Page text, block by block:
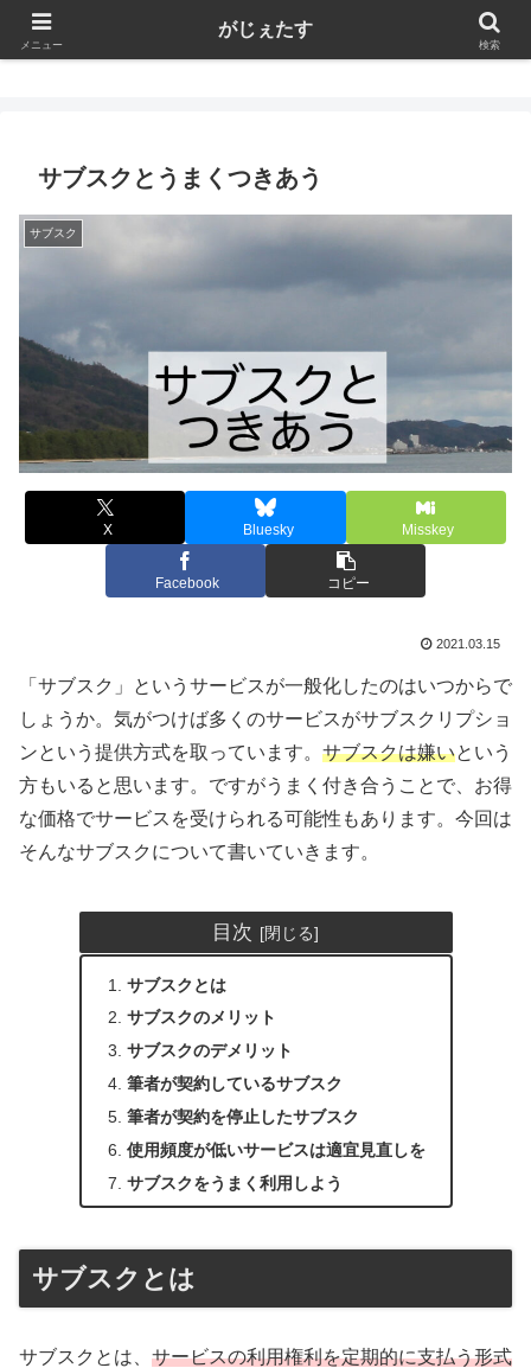
がじぇたす
サブスクとうまくつきあう
サブスク
X Bluesky Misskey
Facebook コピー
2021.03.15
「サブスク」というサービスが一般化したのはいつからで
しょうか。気がつけば多くのサービスがサブスクリプショ
ンという提供方式を取っています。 サブスクは嫌いという
方もいると思います。ですがうまく付き合うことで、お得
な価格でサービスを受けられる可能性もあります。今回は
そんなサブスクについて書いていきます。
目次
サブスクとは
サブスクのメリット
サブスクのデメリット
筆者が契約しているサブスク
筆者が契約を停止したサブスク
使用頻度が低いサービスは適宜見直しを
サブスクをうまく利用しよう
サブスクとは
サブスクとは、 サービスの利用権利を定期的に支払う形式
メニュー
がじぇたす
検索